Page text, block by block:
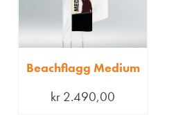
Beachflagg Medium
kr 2.490,00